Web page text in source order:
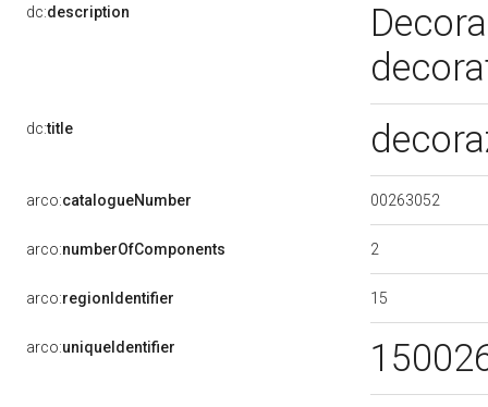
dc:description
dc:title
arco:catalogueNumber 00263052
arco:numberOfComponents 2
arco:regionIdentifier 15
arco:uniqueIdentifier